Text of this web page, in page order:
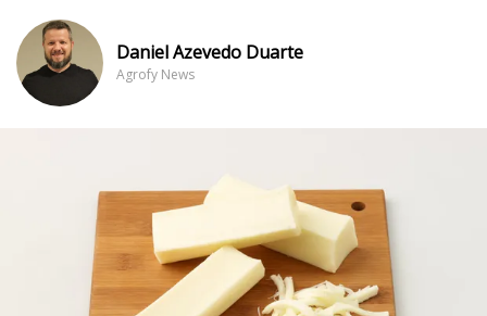
Daniel Azevedo Duarte
Agrofy News